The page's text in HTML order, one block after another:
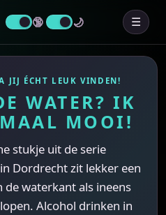
☰
JIJ ÉCHT LEUK VINDEN!
WATER? IK
MOOI!
stukje uit de serie
Dordrecht zit lekker een
waterkant als ineens
Alcohol drinken in